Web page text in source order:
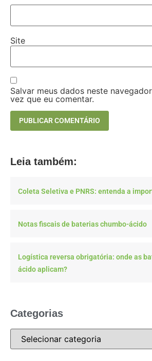
Site
Salvar meus dados neste
vez que eu comentar.
Leia também:
Coleta Seletiva e PNRS: entenda a
Notas fiscais de baterias chumbo-ácido
Logística reversa obrigatória: onde as
ácido aplicam?
Categorias